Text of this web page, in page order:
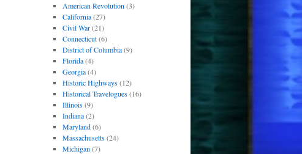
American Revolution (3)
California(27)
Civil War(21)
Connecticut(6)
District of Columbia(9)
Florida(4)
Georgia(4)
Historic Highways(12)
Historical Travelogues(16)
Illinois(9)
Indiana(2)
Maryland(6)
Massachusetts(24)
Michigan (7)